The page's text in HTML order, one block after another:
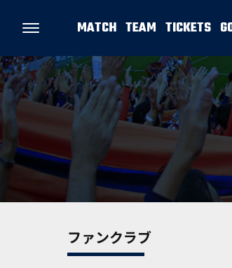
MATCH TEAM TICKETS
ファンクラブ